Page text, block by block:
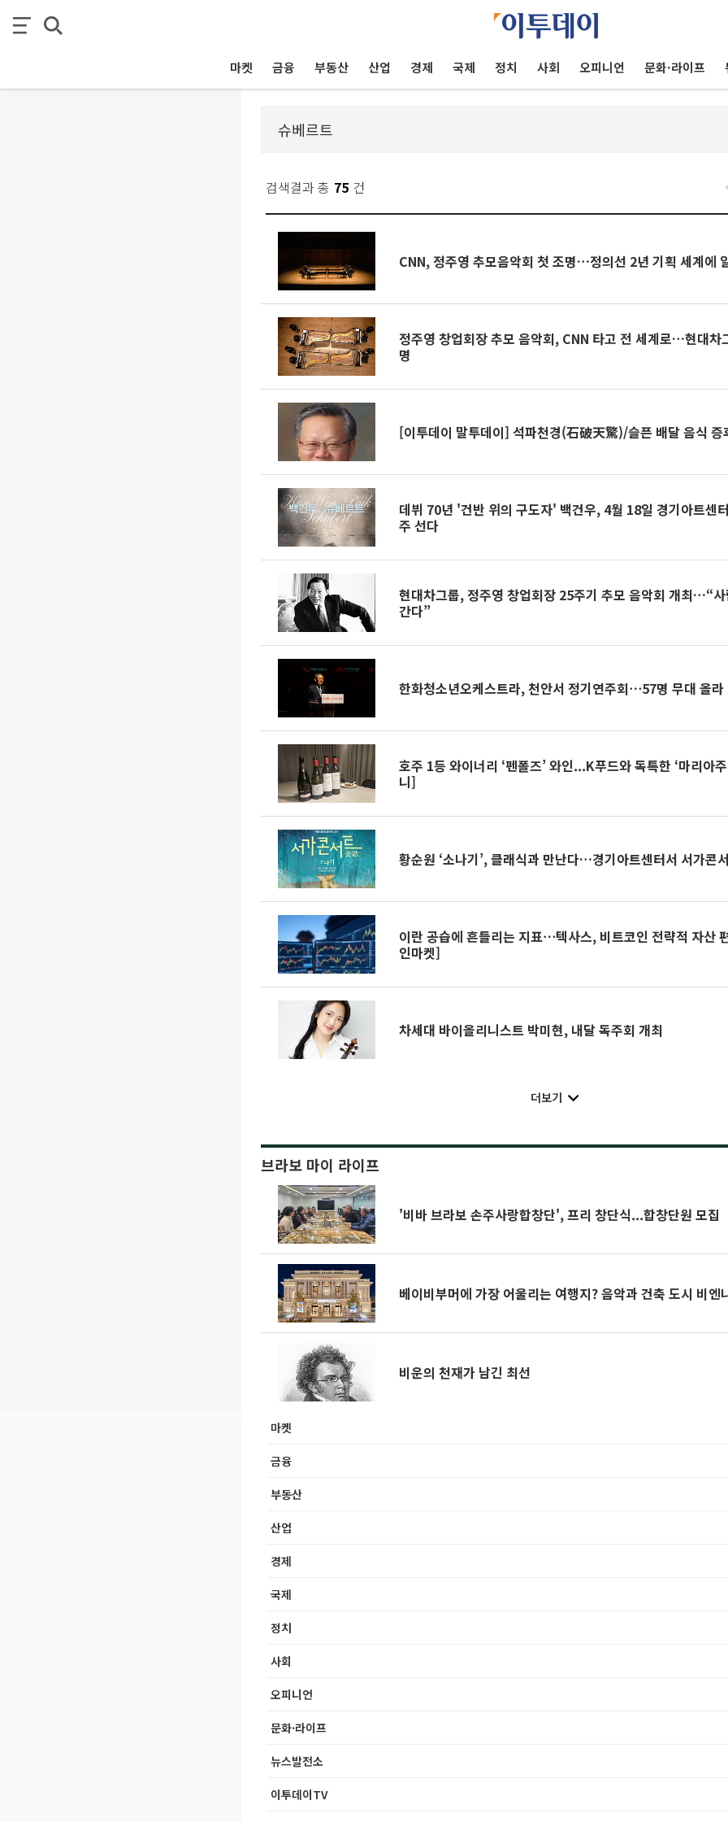
마켓 금융 부동산 산업 경제 국제 정치 사회 오피니언 문화·라이프
검색결과 총 75 건
CNN, 정주영 추모음악회 첫 조명…정의선 2년 기획 세계에
정주영 창업회장 추모 음악회, CNN 타고 전 세계로…현대차
명
[이투데이 말투데이] 석파천경(石破天驚)/슬픈 배달 음식 증
데뷔 70년 '건반 위의 구도자' 백건우, 4월 18일 경기아트센
주 선다
현대차그룹, 정주영 창업회장 25주기 추모 음악회 개최…“
간다”
한화청소년오케스트라, 천안서 정기연주회⋯57명 무대 올라
호주 1등 와이너리 ‘펜폴즈’ 와인...K푸드와 독특한 ‘마리아
니]
황순원 ‘소나기’, 클래식과 만난다…경기아트센터서 서가콘
이란 공습에 흔들리는 지표⋯텍사스, 비트코인 전략적 자산
인마켓]
차세대 바이올리니스트 박미현, 내달 독주회 개최
더보기
브라보 마이 라이프
'비바 브라보 손주사랑합창단', 프리 창단식...합창단원 모집
베이비부머에 가장 어울리는 여행지? 음악과 건축 도시 비엔
비운의 천재가 남긴 최선
마켓
금융
부동산
산업
경제
국제
정치
사회
오피니언
문화·라이프
뉴스발전소
이투데이TV